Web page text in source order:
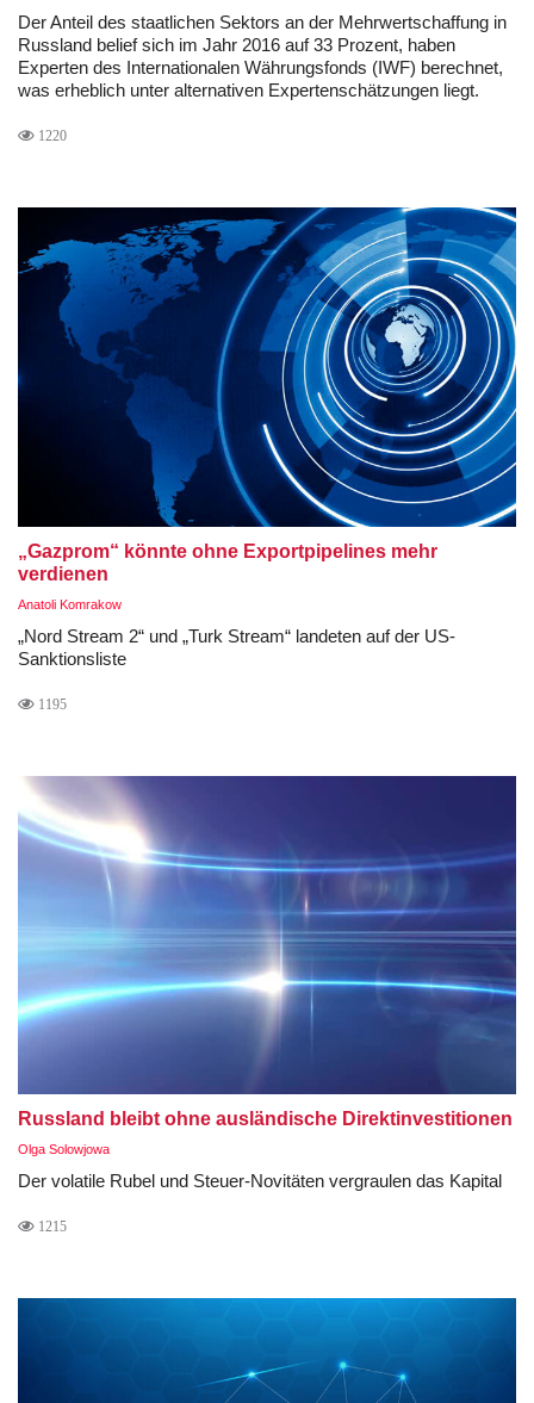
Der Anteil des staatlichen Sektors an der Mehrwertschaffung in
Russland belief sich im Jahr 2016 auf 33 Prozent, haben
Experten des Internationalen Währungsfonds (IWF) berechnet,
was erheblich unter alternativen Expertenschätzungen liegt.
1220
„Gazprom“ könnte ohne Exportpipelines mehr
verdienen
Anatoli Komrakow
„Nord Stream 2“ und „Turk Stream“ landeten auf der US-
Sanktionsliste
1195
Russland bleibt ohne ausländische Direktinvestitionen
Olga Solowjowa
Der volatile Rubel und Steuer-Novitäten vergraulen das Kapital
1215